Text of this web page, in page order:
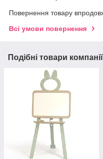
Повернення товару
Всі умови повернення
Подібні товари компанії